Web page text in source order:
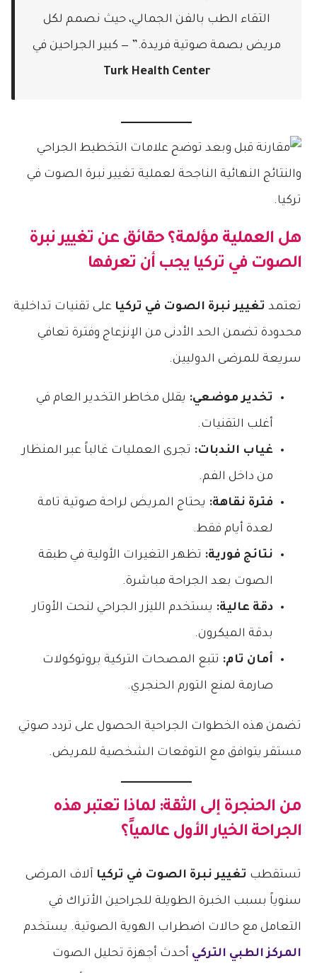
التقاء الطب بالفن الجمالي، حيث نصمم لكل
مريض بصمة صوتية فريدة.” — كبير الجراحين في
Turk Health Center
هل العملية مؤلمة؟ حقائق عن تغيير نبرة
الصوت في تركيا يجب أن تعرفها
تعتمد تغيير نبرة الصوت في تركيا على تقنيات تداخلية
محدودة تضمن الحد الأدنى من الإنزعاج وفترة تعافي
سريعة للمرضى الدوليين.
تخدير موضعي: يقلل مخاطر التخدير العام في
أغلب التقنيات.
غياب الندبات: تجرى العمليات غالباً عبر المنظار
من داخل الفم.
فترة نقاهة: يحتاج المريض لراحة صوتية تامة
لعدة أيام فقط.
نتائج فورية: تظهر التغيرات الأولية في طبقة
الصوت بعد الجراحة مباشرة.
دقة عالية: يستخدم الليزر الجراحي لنحت الأوتار
بدقة الميكرون.
أمان تام: تتبع المصحات التركية بروتوكولات
صارمة لمنع التورم الحنجري.
تضمن هذه الخطوات الجراحية الحصول على تردد صوتي
مستقر يتوافق مع التوقعات الشخصية للمريض.
من الحنجرة إلى الثقة: لماذا تعتبر هذه
الجراحة الخيار الأول عالمياً؟
تستقطب تغيير نبرة الصوت في تركيا آلاف المرضى
سنوياً بسبب الخبرة الطويلة للجراحين الأتراك في
التعامل مع حالات اضطراب الهوية الصوتية. يستخدم
المركز الطبي التركي أحدث أجهزة تحليل الصوت